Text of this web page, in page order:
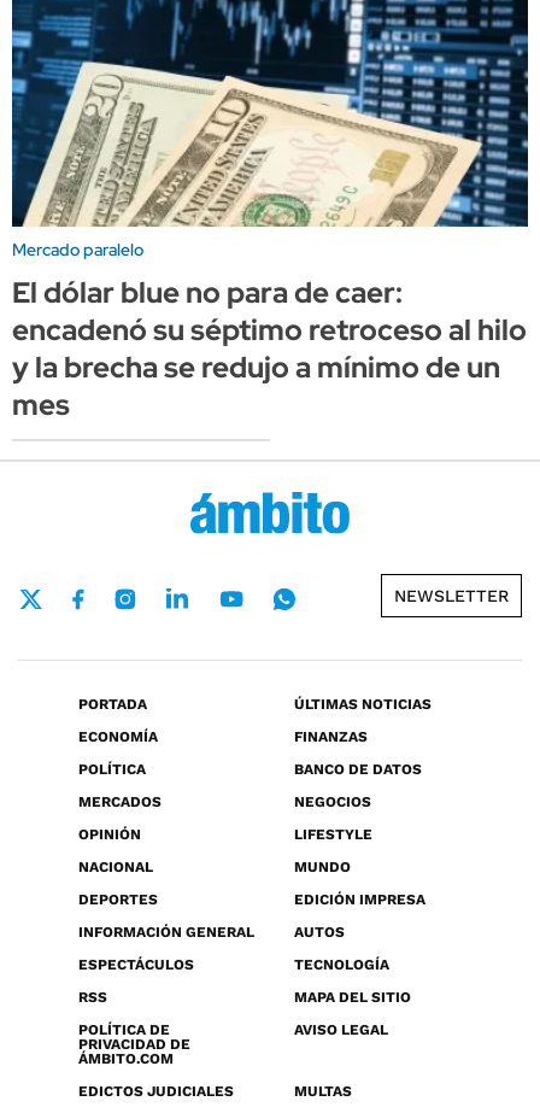
Mercado paralelo
El dólar blue no para de caer:
encadenó su séptimo retroceso al hilo
y la brecha se redujo a mínimo de un
mes
NEWSLETTER
PORTADA
ÚLTIMAS NOTICIAS
ECONOMÍA
FINANZAS
POLÍTICA
BANCO DE DATOS
MERCADOS
NEGOCIOS
OPINIÓN
LIFESTYLE
NACIONAL
MUNDO
DEPORTES
EDICIÓN IMPRESA
INFORMACIÓN GENERAL
AUTOS
ESPECTÁCULOS
TECNOLOGÍA
RSS
MAPA DEL SITIO
POLÍTICA DE
PRIVACIDAD DE
ÁMBITO.COM
AVISO LEGAL
EDICTOS JUDICIALES MULTAS